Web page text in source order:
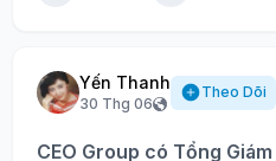
Yến Thanh
30 Thg 06
Theo Dõi
CEO Group có Tổng Giám